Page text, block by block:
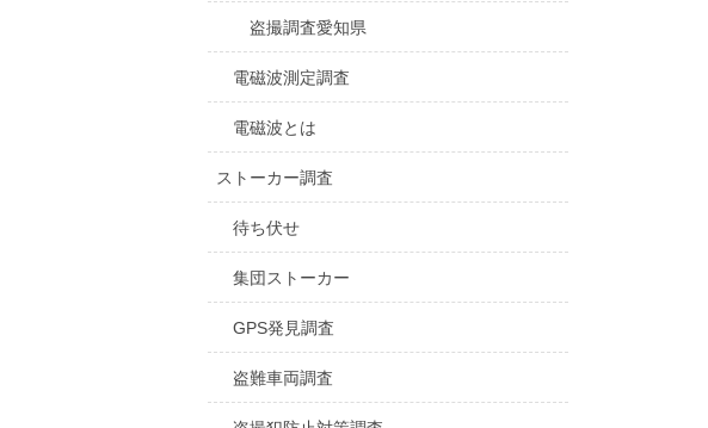
盗撮調査愛知県
電磁波測定調査
電磁波とは
ストーカー調査
待ち伏せ
集団ストーカー
GPS発見調査
盗難車両調査